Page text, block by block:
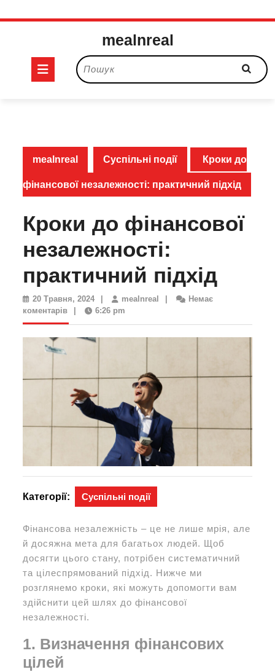
Перейти
mealnreal
Кнопка
Пошук:
mealnreal Суспільні події Кроки до
фінансової незалежності: практичний підхід
Кроки до фінансової
незалежності:
практичний підхід
20 Травня, 202420
Травня,
mealnreal mealnrealНемає
коментарів
6:26 pm
Категорії: Суспільні події
Фінансова незалежність – це не лише мрія, але
й досяжна мета для багатьох людей. Щоб
досягти цього стану, потрібен систематичний
та цілеспрямований підхід. Нижче ми
розглянемо кроки, які можуть допомогти вам
здійснити цей шлях до фінансової
незалежності.
1. Визначення фінансових
цілей